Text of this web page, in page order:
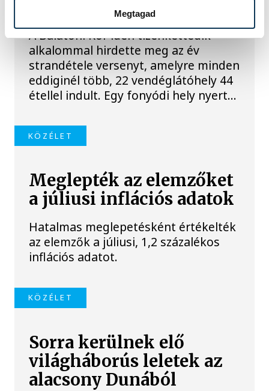
Megtagad
A Balatoni Kör idén tizenkettedik
alkalommal hirdette meg az év
strandétele versenyt, amelyre minden
eddiginél több, 22 vendéglátóhely 44
étellel indult. Egy fonyódi hely nyert...
KÖZÉLET
Meglepték az elemzőket
a júliusi inflációs adatok
Hatalmas meglepetésként értékelték
az elemzők a júliusi, 1,2 százalékos
inflációs adatot.
KÖZÉLET
Sorra kerülnek elő
világháborús leletek az
alacsony Dunából